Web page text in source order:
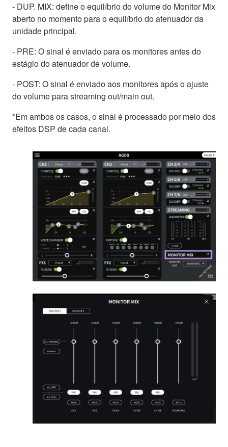
- DUP. MIX: define o equilíbrio do volume do Monitor Mix
aberto no momento para o equilíbrio do atenuador da
unidade principal.
- PRE: O sinal é enviado para os monitores antes do
estágio do atenuador de volume.
- POST: O sinal é enviado aos monitores após o ajuste
do volume para streaming out/main out.
*Em ambos os casos, o sinal é processado por meio dos
efeitos DSP de cada canal.